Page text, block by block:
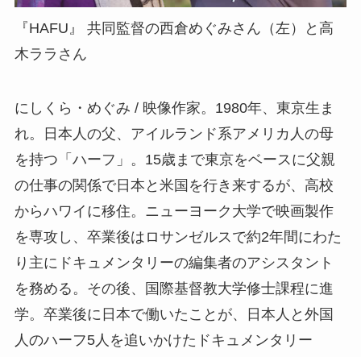
『HAFU』 共同監督の西倉めぐみさん（左）と高
木ララさん
にしくら・めぐみ / 映像作家。1980年、東京生ま
れ。日本人の父、アイルランド系アメリカ人の母
を持つ「ハーフ」。15歳まで東京をベースに父親
の仕事の関係で日本と米国を行き来するが、高校
からハワイに移住。ニューヨーク大学で映画製作
を専攻し、卒業後はロサンゼルスで約2年間にわた
り主にドキュメンタリーの編集者のアシスタント
を務める。その後、国際基督教大学修士課程に進
学。卒業後に日本で働いたことが、日本人と外国
人のハーフ5人を追いかけたドキュメンタリー